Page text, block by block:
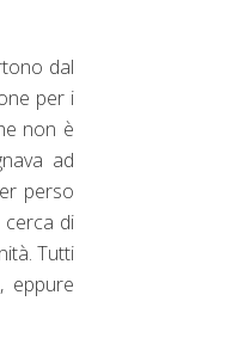
dal
per i
non è
ad
perso
cerca di
Tutti
eppure